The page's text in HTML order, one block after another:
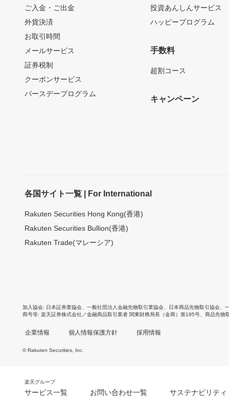
ご入金・ご出金
外貨決済
お取引時間
メールサービス
証券税制
クーポンサービス
バースデープログラム
投資あんしんサービス
ハッピープログラム
手数料
超割コース
キャンペーン
各国サイト一覧 | For International
Rakuten Securities Hong Kong(香港)
Rakuten Securities Bullion(香港)
Rakuten Trade(マレーシア)
加入協会 日本証券業協会 一般社団法人金融先物取引業協会 日本商品先物取引協会
商号等 楽天証券株式会社／金融商品取引業者 関東財務局長（金商）第195号、商品先物
企業情報 個人情報保護方針 採用情報
© Rakuten Securities, Inc.
楽天グループ
サービス一覧 お問い合わせ一覧 サステナビリティ